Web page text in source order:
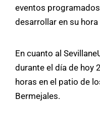
eventos
desarrollar en su
En cuanto al
durante el día de hoy
horas en el patio de
Bermejales.